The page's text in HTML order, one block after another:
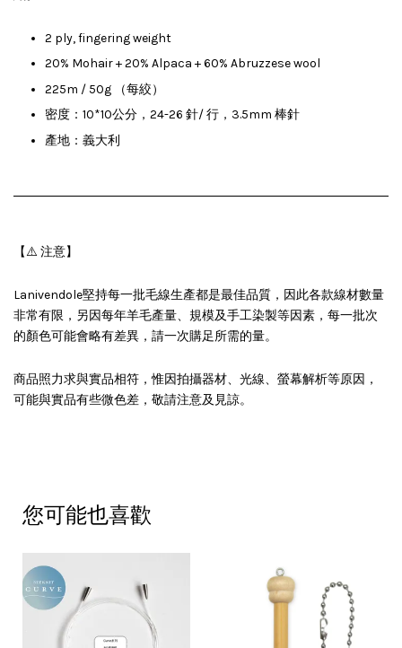
2 ply, fingering weight
20% Mohair + 20% Alpaca + 60% Abruzzese wool
225m / 50g （每絞）
密度：10*10公分，24-26 針/ 行，3.5mm 棒針
產地：義大利
【⚠️ 注意】
Lanivendole堅持每一批毛線生產都是最佳品質，因此各款線材數量
非常有限，另因每年羊毛產量、規模及手工染製等因素，每一批次
的顏色可能會略有差異，請一次購足所需的量。
商品照力求與實品相符，惟因拍攝器材、光線、螢幕解析等原因，
可能與實品有些微色差，敬請注意及見諒。
您可能也喜歡